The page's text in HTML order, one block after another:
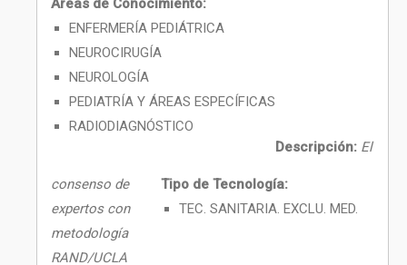
Áreas de Conocimiento:
ENFERMERÍA PEDIÁTRICA
NEUROCIRUGÍA
NEUROLOGÍA
PEDIATRÍA Y ÁREAS ESPECÍFICAS
RADIODIAGNÓSTICO
Tipo de Tecnología:
TEC. SANITARIA. EXCLU. MED.
Descripción: El
consenso de
expertos con
metodología
RAND/UCLA